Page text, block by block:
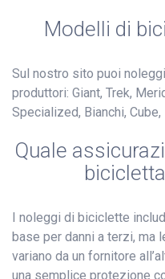
Modelli di
Sul nostro sito puoi
produttori: Giant, Trek,
Specialized, Bianchi, Cube,
Quale
I noleggi di biciclette
base per danni a terzi, ma
variano da un fornitore
una semplice protezione